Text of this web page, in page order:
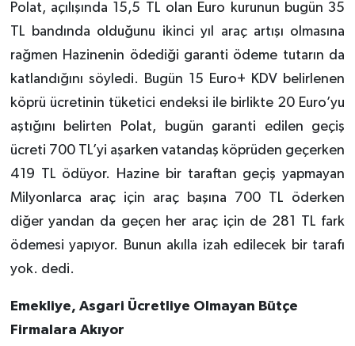
Polat, açılışında 15,5 TL olan Euro kurunun bugün 35
TL bandında olduğunu ikinci yıl araç artışı olmasına
rağmen Hazinenin ödediği garanti ödeme tutarın da
katlandığını söyledi. Bugün 15 Euro+ KDV belirlenen
köprü ücretinin tüketici endeksi ile birlikte 20 Euro’yu
aştığını belirten Polat, bugün garanti edilen geçiş
ücreti 700 TL’yi aşarken vatandaş köprüden geçerken
419 TL ödüyor. Hazine bir taraftan geçiş yapmayan
Milyonlarca araç için araç başına 700 TL öderken
diğer yandan da geçen her araç için de 281 TL fark
ödemesi yapıyor. Bunun akılla izah edilecek bir tarafı
yok. dedi.
Emekliye, Asgari Ücretliye Olmayan Bütçe
Firmalara Akıyor